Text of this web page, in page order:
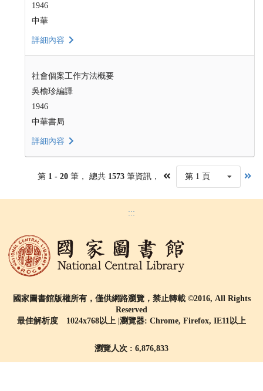
1946
中華
詳細內容
社會個案工作方法概要
吳榆珍編譯
1946
中華書局
詳細內容
第 1 - 20 筆， 總共 1573筆資訊， 第 1 頁
:::
國家圖書館版權所有，僅供網路瀏覽，禁止轉載 ©2016, All Rights
Reserved
最佳解析度 1024x768以上 |瀏覽器: Chrome, Firefox, IE11以上
瀏覽人次 : 6,876,833